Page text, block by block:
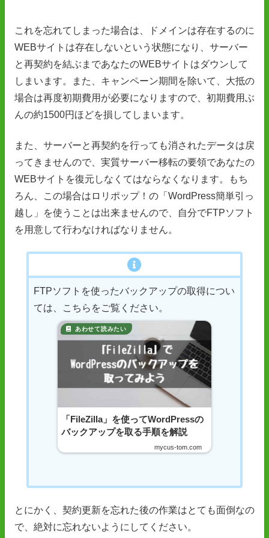
これを忘れてしまった場合は、ドメインは存在するのに
WEBサイトは存在しないという状態になり、サーバー
と再契約を結ぶまであなたのWEBサイトはダウンして
しまいます。また、キャンペーン期間を除いて、大抵の
場合は再度初期費用が必要になりますので、初期費用ぶ
んの約1500円ほどを損してしまいます。
また、サーバーと再契約を行っても消されたデータは戻
ってきませんので、実質サーバー移転の要領であなたの
WEBサイトを復元しなくてはならなくなります。もち
ろん、この場合はロリポップ！の「WordPress簡単引っ
越し」を使うことは出来ませんので、自分でFTPソフト
を用意して行わなければなりません。
FTPソフトを使ったバックアップの取得につい
ては、こちらをご覧ください。
「FileZilla」を使ってWordPressの
バックアップを取る手順を解説
mycus-tom.com
とにかく、契約更新を忘れた後の作業はとても面倒なの
で、絶対に忘れないようにしてください。